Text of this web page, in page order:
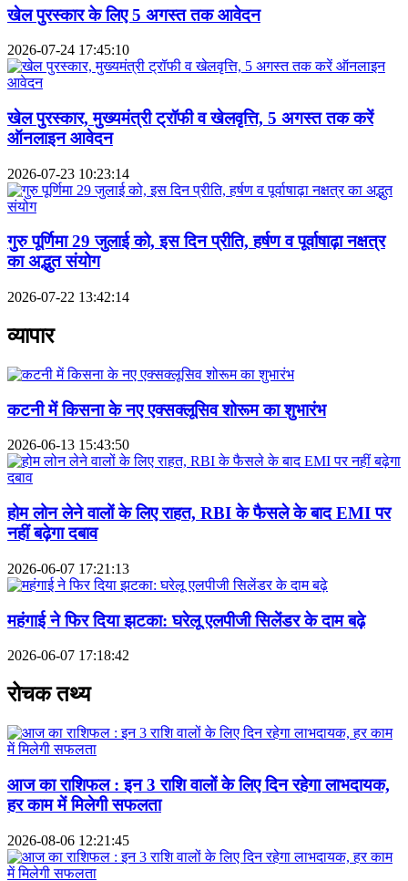
खेल पुरस्कार के लिए 5 अगस्त तक आवेदन
2026-07-24 17:45:10
खेल पुरस्कार, मुख्यमंत्री ट्रॉफी व खेलवृत्ति, 5 अगस्त तक करें
ऑनलाइन आवेदन
2026-07-23 10:23:14
गुरु पूर्णिमा 29 जुलाई को, इस दिन प्रीति, हर्षण व पूर्वाषाढ़ा नक्षत्र
का अद्भुत संयोग
2026-07-22 13:42:14
व्यापार
कटनी में किसना के नए एक्सक्लूसिव शोरूम का शुभारंभ
2026-06-13 15:43:50
होम लोन लेने वालों के लिए राहत, RBI के फैसले के बाद EMI पर
नहीं बढ़ेगा दबाव
2026-06-07 17:21:13
महंगाई ने फिर दिया झटका: घरेलू एलपीजी सिलेंडर के दाम बढ़े
2026-06-07 17:18:42
रोचक तथ्य
आज का राशिफल : इन 3 राशि वालों के लिए दिन रहेगा लाभदायक,
हर काम में मिलेगी सफलता
2026-08-06 12:21:45